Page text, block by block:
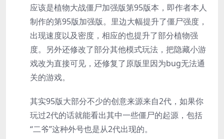
应该是植物大战僵尸加强版第95版本，即作者本人
制作的第95版加强版。里边大幅提升了僵尸强度，
出现速度以及密度，相应的也提升了部分植物强
度。另外还修改了部分其他模式玩法，把隐藏小游
戏改为直接可见，还修复了原版里因为bug无法通
关的游戏。
其实95版大部分不少的创意来源来自2代，如果你
玩过2代的话就能看出其中一些僵尸的起源，包括
“二爷”这种外号也是从2代出现的。